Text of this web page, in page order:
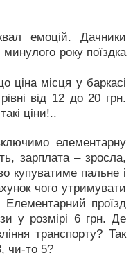
емоцій. Дачники
року поїздка
ціна місця у баркасі
від 12 до 20 грн.
ціни!..
елементарну
зарплата – зросла,
купуватиме пальне і
чого утримувати
Елементарний проїзд
у розмірі 6 грн. Де
транспорту? Так
чи-то 5?